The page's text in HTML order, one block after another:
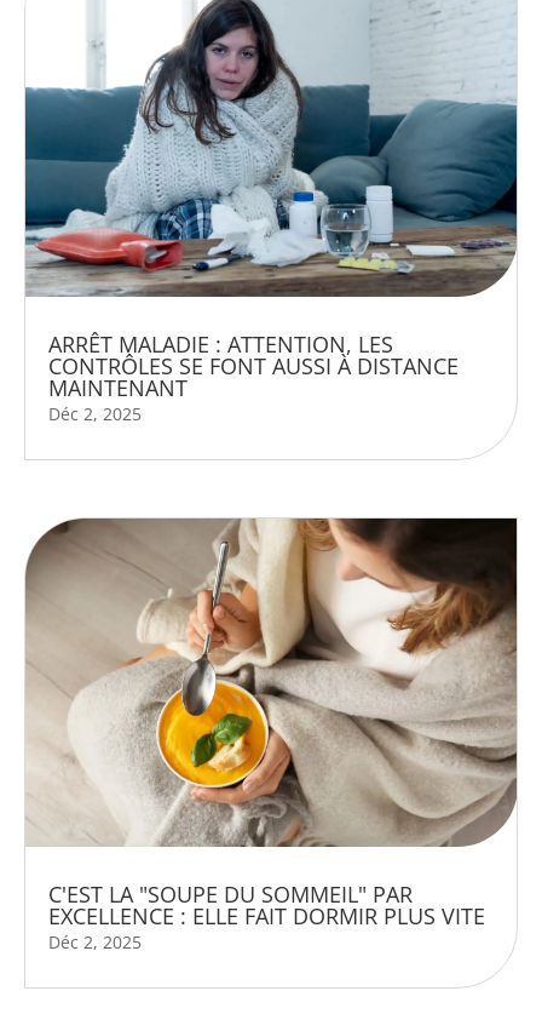
ARRÊT MALADIE : ATTENTION, LES
CONTRÔLES SE FONT AUSSI À DISTANCE
MAINTENANT
Déc 2, 2025
C'EST LA "SOUPE DU SOMMEIL" PAR
EXCELLENCE : ELLE FAIT DORMIR PLUS VITE
Déc 2, 2025